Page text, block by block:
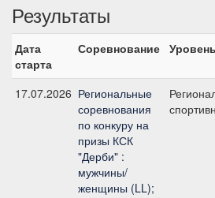
Результаты
Дата
старта
Соревнование Уровень
17.07.2026 Региональные
соревнования
по конкуру на
призы КСК
"Дерби" :
мужчины/
женщины (LL);